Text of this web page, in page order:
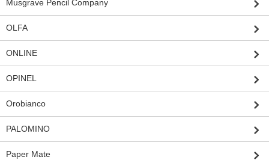
Musgrave Pencil Company
OLFA
ONLINE
OPINEL
Orobianco
PALOMINO
Paper Mate